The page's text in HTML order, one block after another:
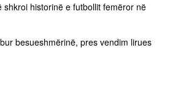
shkroi historinë e futbollit femëror në
besueshmërinë, pres vendim lirues